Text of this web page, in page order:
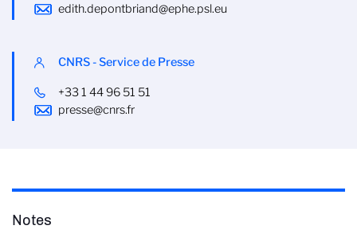
edith.depontbriand@ephe.psl.eu
CNRS - Service de Presse
+33 1 44 96 51 51
presse@cnrs.fr
Notes